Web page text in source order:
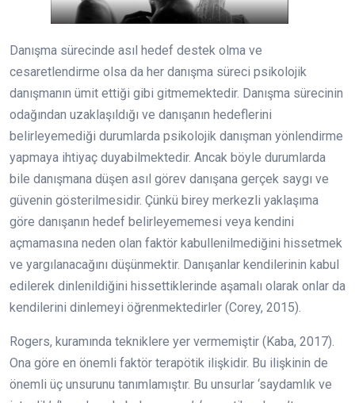
Danışma sürecinde asıl hedef destek olma ve
cesaretlendirme olsa da her danışma süreci psikolojik
danışmanın ümit ettiği gibi gitmemektedir. Danışma sürecinin
odağından uzaklaşıldığı ve danışanın hedeflerini
belirleyemediği durumlarda psikolojik danışman yönlendirme
yapmaya ihtiyaç duyabilmektedir. Ancak böyle durumlarda
bile danışmana düşen asıl görev danışana gerçek saygı ve
güvenin gösterilmesidir. Çünkü birey merkezli yaklaşıma
göre danışanın hedef belirleyememesi veya kendini
açmamasına neden olan faktör kabullenilmediğini hissetmek
ve yargılanacağını düşünmektir. Danışanlar kendilerinin kabul
edilerek dinlenildiğini hissettiklerinde aşamalı olarak onlar da
kendilerini dinlemeyi öğrenmektedirler (Corey, 2015).
Rogers, kuramında tekniklere yer vermemiştir (Kaba, 2017).
Ona göre en önemli faktör terapötik ilişkidir. Bu ilişkinin de
önemli üç unsurunu tanımlamıştır. Bu unsurlar ‘saydamlık ve